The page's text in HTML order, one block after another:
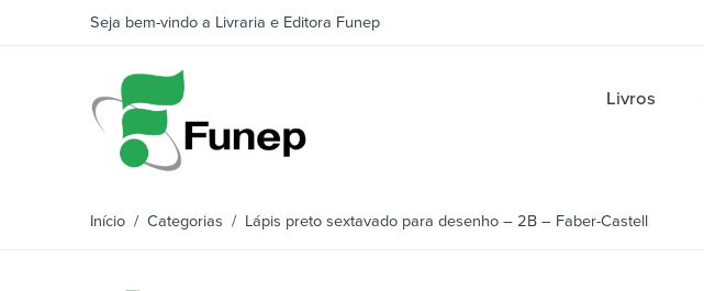
Seja bem-vindo a Livraria e Editora Funep
Livros
Início / Categorias / Lápis preto sextavado para desenho – 2B – Faber-Castell